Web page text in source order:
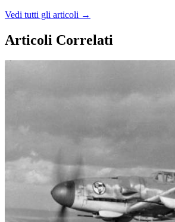
Vedi tutti gli articoli →
Articoli Correlati